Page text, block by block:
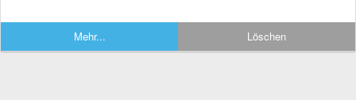
Mehr... Löschen